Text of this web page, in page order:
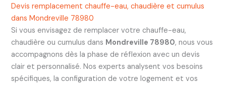
Devis remplacement chauffe-eau, chaudière et cumulus
dans Mondreville 78980
Si vous envisagez de remplacer votre chauffe-eau,
chaudière ou cumulus dans Mondreville 78980, nous vous
accompagnons dès la phase de réflexion avec un devis
clair et personnalisé. Nos experts analysent vos besoins
spécifiques, la configuration de votre logement et vos